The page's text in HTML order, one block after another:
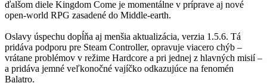
ďalšom diele Kingdom Come je momentálne v príprave aj nové
open-world RPG zasadené do Middle-earth.
Oslavy úspechu dopĺňa aj menšia aktualizácia, verzia 1.5.6. Tá
pridáva podporu pre Steam Controller, opravuje viacero chýb –
vrátane problémov v režime Hardcore a pri jednej z hlavných misií –
a pridáva jemné veľkonočné vajíčko odkazujúce na fenomén
Balatro.